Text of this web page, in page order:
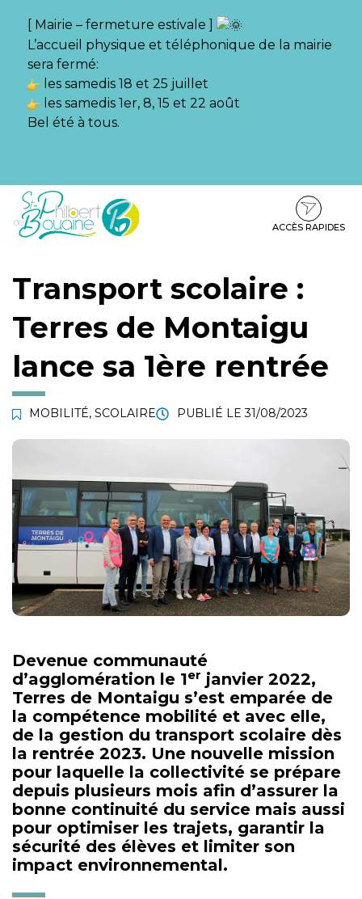
[ Mairie – fermeture estivale ]
L’accueil physique et téléphonique de la mairie
sera fermé:
les samedis 18 et 25 juillet
les samedis 1er, 8, 15 et 22 août
Bel été à tous.
Aller
Aller
contenu
Aller
pied
ACCÈS RAPIDES
Transport scolaire :
Terres de Montaigu
lance sa 1ère rentrée
MOBILITÉ, SCOLAIRE PUBLIÉ LE31/08/2023
Devenue communauté
d’agglomération le 1er janvier 2022,
Terres de Montaigu s’est emparée de
la compétence mobilité et avec elle,
de la gestion du transport scolaire dès
la rentrée 2023. Une nouvelle mission
pour laquelle la collectivité se prépare
depuis plusieurs mois afin d’assurer la
bonne continuité du service mais aussi
pour optimiser les trajets, garantir la
sécurité des élèves et limiter son
impact environnemental.